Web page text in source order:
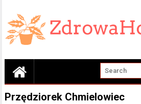
content
Przędziorek Chmielowiec